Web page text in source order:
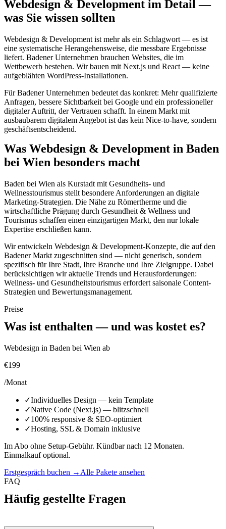
Webdesign & Development im Detail —
was Sie wissen sollten
Webdesign & Development ist mehr als ein Schlagwort — es ist
eine systematische Herangehensweise, die messbare Ergebnisse
liefert. Badener Unternehmen brauchen Websites, die im
Wettbewerb bestehen. Wir bauen mit Next.js und React — keine
aufgeblähten WordPress-Installationen.
Für Badener Unternehmen bedeutet das konkret: Mehr qualifizierte
Anfragen, bessere Sichtbarkeit bei Google und ein professioneller
digitaler Auftritt, der Vertrauen schafft. In einem Markt mit
ausbaubarem digitalem Angebot ist das kein Nice-to-have, sondern
geschäftsentscheidend.
Was Webdesign & Development in Baden
bei Wien besonders macht
Baden bei Wien als Kurstadt mit Gesundheits- und
Wellnesstourismus stellt besondere Anforderungen an digitale
Marketing-Strategien. Die Nähe zu Römertherme und die
wirtschaftliche Prägung durch Gesundheit & Wellness und
Tourismus schaffen einen einzigartigen Markt, den nur lokale
Expertise erschließen kann.
Wir entwickeln Webdesign & Development-Konzepte, die auf den
Badener Markt zugeschnitten sind — nicht generisch, sondern
spezifisch für Ihre Stadt, Ihre Branche und Ihre Zielgruppe. Dabei
berücksichtigen wir aktuelle Trends und Herausforderungen:
Wellness- und Gesundheitstourismus erfordert saisonale Content-
Strategien und Bewertungsmanagement.
Preise
Was ist enthalten — und was kostet es?
Webdesign in Baden bei Wien ab
€199
/Monat
✓Individuelles Design — kein Template
✓Native Code (Next.js) — blitzschnell
✓100% responsive & SEO-optimiert
✓Hosting, SSL & Domain inklusive
Im Abo ohne Setup-Gebühr. Kündbar nach 12 Monaten.
Einmalkauf optional.
Erstgespräch buchen → Alle Pakete ansehen
FAQ
Häufig gestellte Fragen